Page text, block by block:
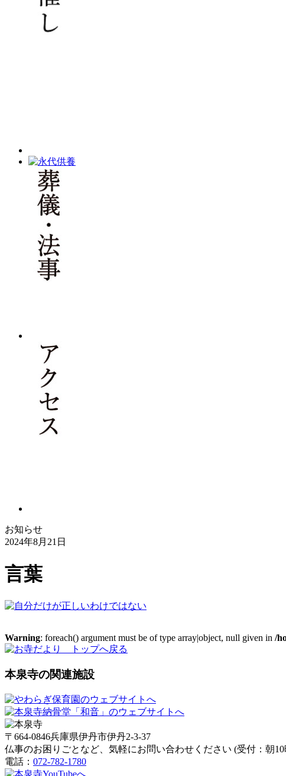
お知らせ
2024年8月21日
言葉
Warning: foreach() argument must be of type array|object, null given in /
本泉寺の関連施設
〒664-0846兵庫県伊丹市伊丹2-3-37
仏事のお困りごとなど、気軽にお問い合わせください (受付：朝
電話： 072-782-1780